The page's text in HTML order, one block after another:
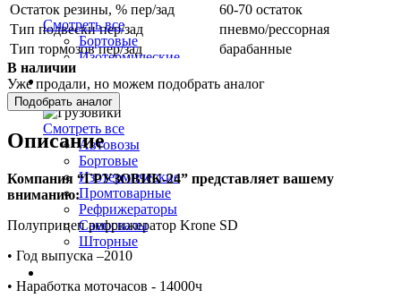
Смотреть все
Бортовые
Изотермические
Рефрижераторы
Самосвальные
Тентованные
Тралы
Цистерны
Шторные полуприцепы
Грузовики
Смотреть все
Автовозы
Бортовые
Изотермические
Промтоварные
Рефрижераторы
Самосвалы
Шторные
Остаток резины, % пер/зад
60-70 остаток
Тип подвески пер/зад
пневмо/рессорная
Тип тормозов пер/зад
барабанные
В наличии
Уже продали, но можем подобрать аналог
Подобрать аналог
Описание
Компания “ГРУЗОВИК-24” представляет вашему
вниманию:
Полуприцеп рефрижератор Krone SD
•⁠ ⁠Год выпуска –2010
•⁠ ⁠Наработка моточасов - 14000ч